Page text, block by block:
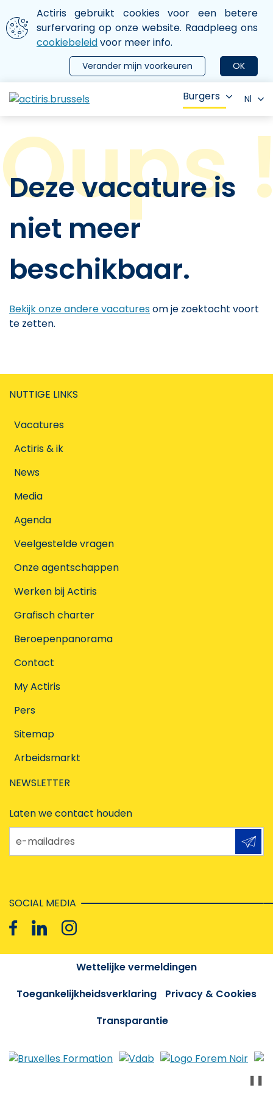
Aller au contenu principal
We gebruiken cookies
Actiris gebruikt cookies voor een betere
surfervaring op onze website. Raadpleeg ons
cookiebeleidvoor meer info.
OK
Verander mijn voorkeuren
le menu
Burgers Nl
Deze vacature is
niet meer
beschikbaar.
Bekijk onze andere vacaturesom je zoektocht voort
te zetten.
NUTTIGE LINKS
Vacatures
Actiris & ik
News
Media
Agenda
Veelgestelde vragen
Onze agentschappen
Werken bij Actiris
Grafisch charter
Beroepenpanorama
Contact
My Actiris
Pers
Sitemap
Arbeidsmarkt
NEWSLETTER
Laten we contact houden
e-mailadres
SOCIAL MEDIA
Wettelijke vermeldingen
Toegankelijkheidsverklaring
Privacy & Cookies
Transparantie
❚❚